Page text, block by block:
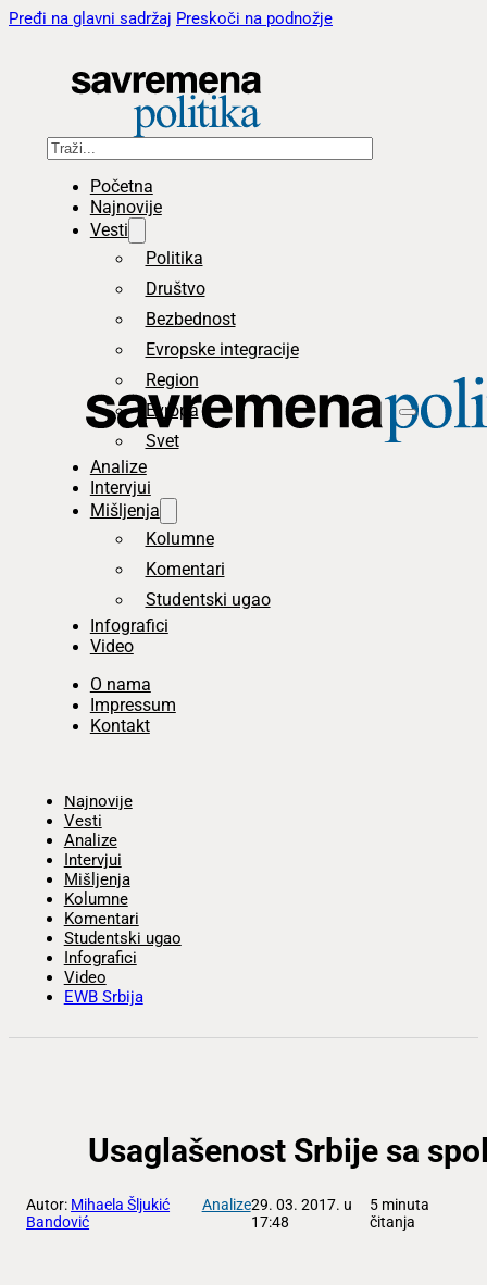
Pređi na glavni sadržaj Preskoči na podnožje
Pretraga
Početna
Najnovije
Vesti
Politika
Društvo
Bezbednost
Evropske integracije
Region
Evropa
Svet
Analize
Intervjui
Mišljenja
Kolumne
Komentari
Studentski ugao
Infografici
Video
O nama
Impressum
Kontakt
Najnovije
Vesti
Analize
Intervjui
Mišljenja
Kolumne
Komentari
Studentski ugao
Infografici
Video
EWB Srbija
Usaglašenost Srbije sa
Autor: Mihaela Šljukić
Bandović
Analize29. 03. 2017. u
17:48
5 minuta
čitanja